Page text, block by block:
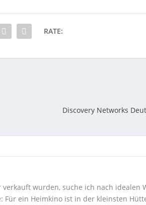
RATE:
Discovery Networks
wurden, suche ich nach idealen
Für ein Heimkino ist in der kleinsten